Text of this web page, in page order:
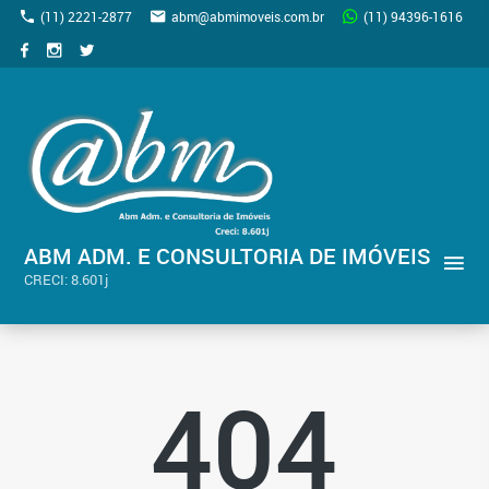
(11) 2221-2877 abm@abmimoveis.com.br (11) 94396-1616
ABM ADM. E CONSULTORIA DE IMÓVEIS
CRECI: 8.601j
404